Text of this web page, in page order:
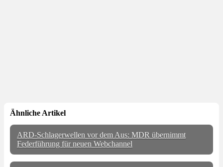
Ähnliche Artikel
ARD-Schlagerwellen vor dem Aus: MDR übernimmt
Federführung für neuen Webchannel